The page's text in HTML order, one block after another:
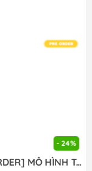
NHẬT BẢN
- Hà Nội
- 24%
[PRE ORDER] MÔ HÌNH To Aru Kagaku no Railgun - Misaka Mikoto - Moflock - Fluffy Bunny Ver. (Taito) FIGURE CHÍNH HÃNG